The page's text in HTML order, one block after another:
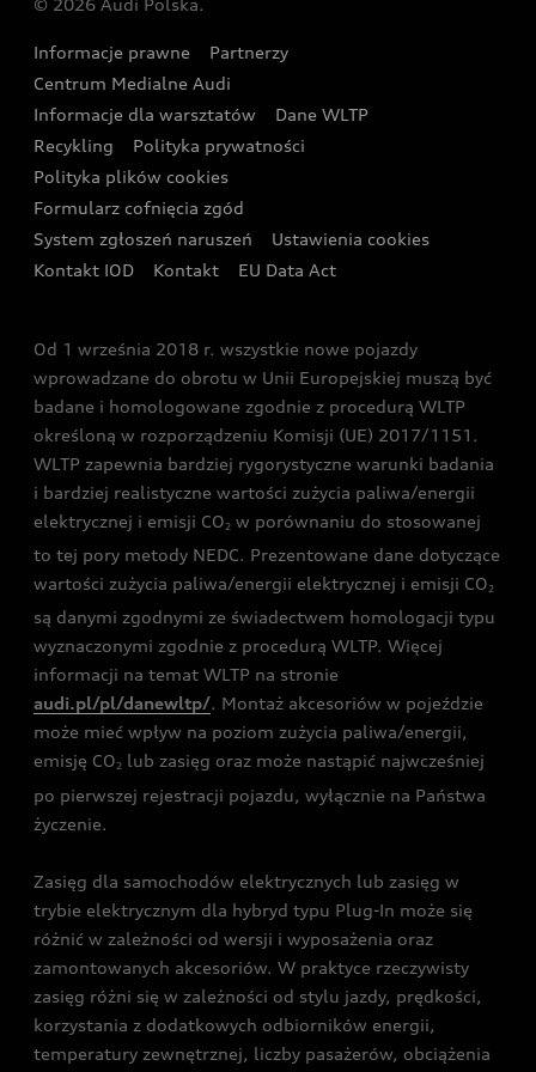
Wyszukaj najbliższego Partnera Audi
Oferta dla przedsiębiorców
Oferta dla klientów prywatnych
Kalkulator rat
Ubezpieczenie
Audi exclusive
Zasięg
Gwarancja
Akcje serwisowe Audi
Katalog online akcesoriów
Audi i Muzeum Sztuki Nowoczesnej w Warszawie
Audi driving experience
Audi quattro Cup
Audi i Puchar Świata w Skokach Narciarskich w
Zakopanem
© 2026 Audi Polska.
Informacje prawne
Partnerzy
Centrum Medialne Audi
Informacje dla warsztatów
Dane WLTP
Recykling
Polityka prywatności
Polityka plików cookies
Formularz cofnięcia zgód
System zgłoszeń naruszeń
Ustawienia cookies
Kontakt IOD
Kontakt EU Data Act
Od 1 września 2018 r. wszystkie nowe pojazdy
wprowadzane do obrotu w Unii Europejskiej muszą być
badane i homologowane zgodnie z procedurą WLTP
określoną w rozporządzeniu Komisji (UE) 2017/1151.
WLTP zapewnia bardziej rygorystyczne warunki badania
i bardziej realistyczne wartości zużycia paliwa/energii
elektrycznej i emisji CO2 w porównaniu do stosowanej
to tej pory metody NEDC. Prezentowane dane dotyczące
wartości zużycia paliwa/energii elektrycznej i emisji CO2
są danymi zgodnymi ze świadectwem homologacji typu
wyznaczonymi zgodnie z procedurą WLTP. Więcej
informacji na temat WLTP na stronie
audi.pl/pl/danewltp/. Montaż akcesoriów w pojeździe
może mieć wpływ na poziom zużycia paliwa/energii,
emisję CO2 lub zasięg oraz może nastąpić najwcześniej
po pierwszej rejestracji pojazdu, wyłącznie na Państwa
życzenie.
Zasięg dla samochodów elektrycznych lub zasięg w
trybie elektrycznym dla hybryd typu Plug-In może się
różnić w zależności od wersji i wyposażenia oraz
zamontowanych akcesoriów. W praktyce rzeczywisty
zasięg różni się w zależności od stylu jazdy, prędkości,
korzystania z dodatkowych odbiorników energii,
temperatury zewnętrznej, liczby pasażerów, obciążenia